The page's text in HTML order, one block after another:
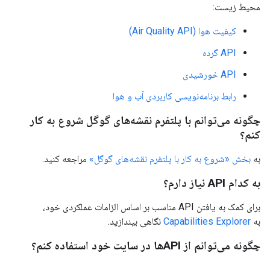
محیط زیست:
کیفیت هوا (Air Quality API)
API گرده
API خورشیدی
رابط برنامه‌نویسی کاربردی آب و هوا
چگونه می‌توانم با پلتفرم نقشه‌های گوگل شروع به کار
کنم؟
به بخش «شروع به کار با پلتفرم نقشه‌های گوگل» مراجعه کنید.
به کدام API نیاز دارم؟
برای کمک به یافتن API مناسب بر اساس الزامات عملکردی خود،
به Capabilities Explorer نگاهی بیندازید.
چگونه می‌توانم از APIها در سایت خود استفاده کنم؟